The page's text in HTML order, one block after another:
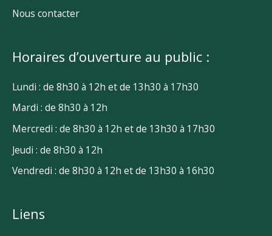
Nous contacter
Horaires d’ouverture au public :
Lundi : de 8h30 à 12h et de 13h30 à 17h30
Mardi : de 8h30 à 12h
Mercredi : de 8h30 à 12h et de 13h30 à 17h30
Jeudi : de 8h30 à 12h
Vendredi : de 8h30 à 12h et de 13h30 à 16h30
Liens